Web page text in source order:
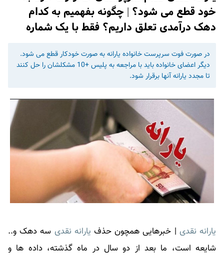
خود قطع می شود؟ | چگونه بفهمیم به کدام
دهک درآمدی تعلق داریم؟ فقط با یک شماره
در صورت فوت سرپرست خانواده یارانه به صورت خودکار قطع می شود.
دیگر اعضای خانواده باید با مراجعه به پلیس +10 مشکلشان را حل کنند
تا مجدد یارانه آنها برقرار شود.
یارانه نقدی | خبرهایی همچون حذف یارانه نقدی سه دهک و..
شایعه است، ما بعد از دو سال در ماه گذشته، داده ها و